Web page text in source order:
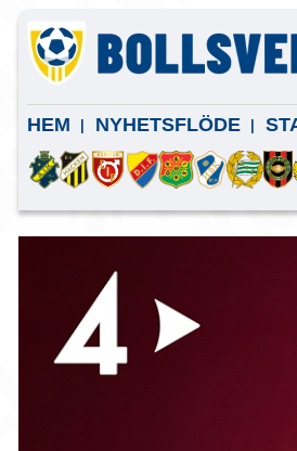
HEM NYHETSFLÖDE